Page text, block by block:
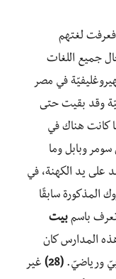
فعرفت لغتهم
جميع اللغات
في مصر
وقد بقيت حتى
كانت هناك في
وبابل وما
على يد الكهنة، في
المذكورة سابقًا
باسم بيت
المدارس كان
ورياضيّ. (28)
غير